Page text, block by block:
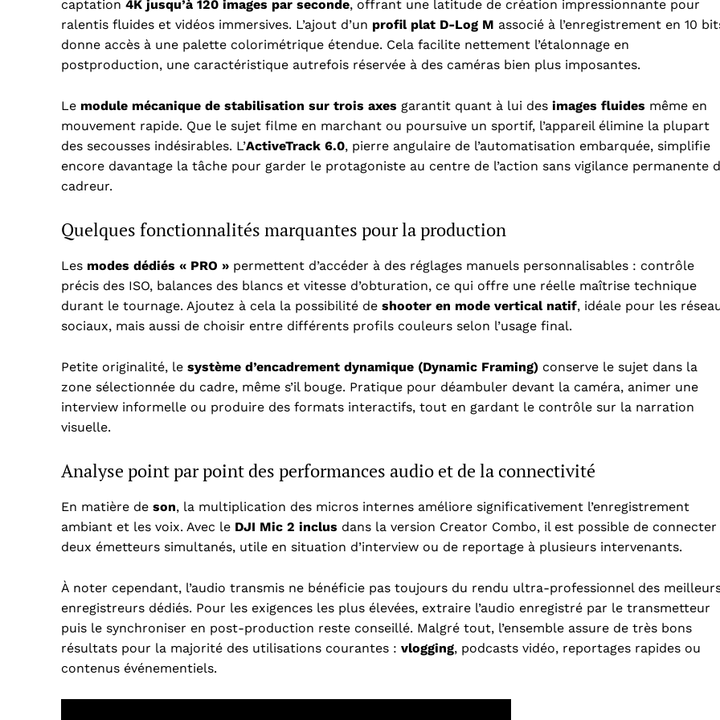
captation 4K jusqu’à 120 images par seconde, offrant une latitude de création impressionnante pour
ralentis fluides et vidéos immersives. L’ajout d’un profil plat D-Log M associé à l’enregistrement en 10
donne accès à une palette colorimétrique étendue. Cela facilite nettement l’étalonnage en
postproduction, une caractéristique autrefois réservée à des caméras bien plus imposantes.
Le module mécanique de stabilisation sur trois axes garantit quant à lui des images fluides même en
mouvement rapide. Que le sujet filme en marchant ou poursuive un sportif, l’appareil élimine la plupart
des secousses indésirables. L’ActiveTrack 6.0, pierre angulaire de l’automatisation embarquée, simplifie
encore davantage la tâche pour garder le protagoniste au centre de l’action sans vigilance permanente
cadreur.
Quelques fonctionnalités marquantes pour la production
Les modes dédiés « PRO » permettent d’accéder à des réglages manuels personnalisables : contrôle
précis des ISO, balances des blancs et vitesse d’obturation, ce qui offre une réelle maîtrise technique
durant le tournage. Ajoutez à cela la possibilité de shooter en mode vertical natif, idéale pour les
sociaux, mais aussi de choisir entre différents profils couleurs selon l’usage final.
Petite originalité, le système d’encadrement dynamique (Dynamic Framing) conserve le sujet dans la
zone sélectionnée du cadre, même s’il bouge. Pratique pour déambuler devant la caméra, animer une
interview informelle ou produire des formats interactifs, tout en gardant le contrôle sur la narration
visuelle.
Analyse point par point des performances audio et de la connectivité
En matière de son, la multiplication des micros internes améliore significativement l’enregistrement
ambiant et les voix. Avec le DJI Mic 2 inclus dans la version Creator Combo, il est possible de connecter
deux émetteurs simultanés, utile en situation d’interview ou de reportage à plusieurs intervenants.
À noter cependant, l’audio transmis ne bénéficie pas toujours du rendu ultra-professionnel des
enregistreurs dédiés. Pour les exigences les plus élevées, extraire l’audio enregistré par le transmetteur
puis le synchroniser en post-production reste conseillé. Malgré tout, l’ensemble assure de très bons
résultats pour la majorité des utilisations courantes : vlogging, podcasts vidéo, reportages rapides ou
contenus événementiels.